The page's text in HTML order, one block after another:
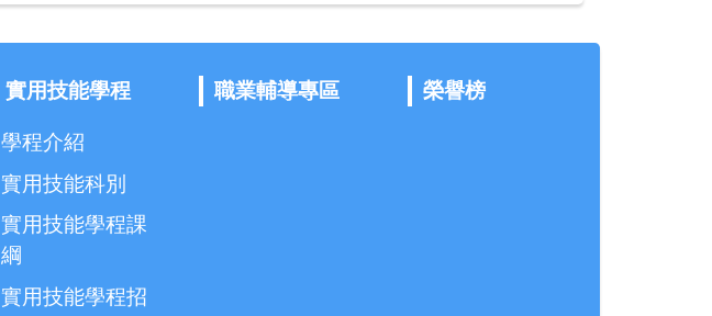
實用技能學程
學程介紹
實用技能科別
實用技能學程課
綱
實用技能學程招
職業輔導專區 榮譽榜